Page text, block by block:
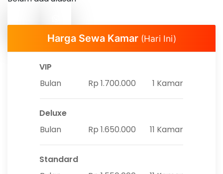
Harga Sewa Kamar (Hari Ini)
VIP
Bulan
Rp 1.700.000 1 Kamar
Deluxe
Bulan
Rp 1.650.000 11 Kamar
Standard